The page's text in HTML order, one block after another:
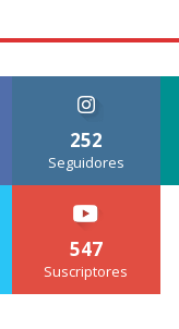
252
Seguidores
547
Suscriptores